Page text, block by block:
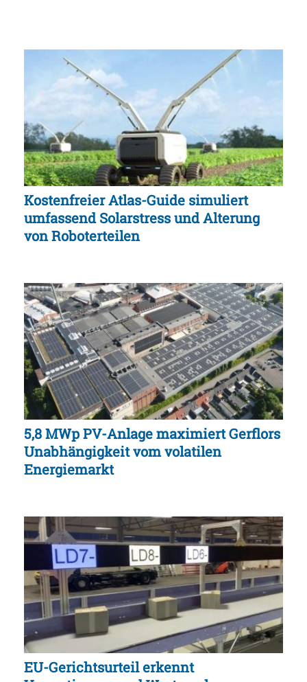
Kostenfreier Atlas-Guide simuliert
umfassend Solarstress und Alterung
von Roboterteilen
5,8 MWp PV-Anlage maximiert Gerflors
Unabhängigkeit vom volatilen
Energiemarkt
EU-Gerichtsurteil erkennt